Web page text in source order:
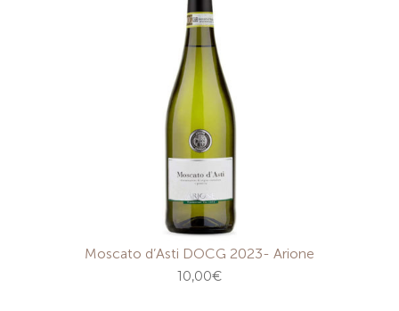
Moscato d’Asti DOCG 2023- Arione
10,00€